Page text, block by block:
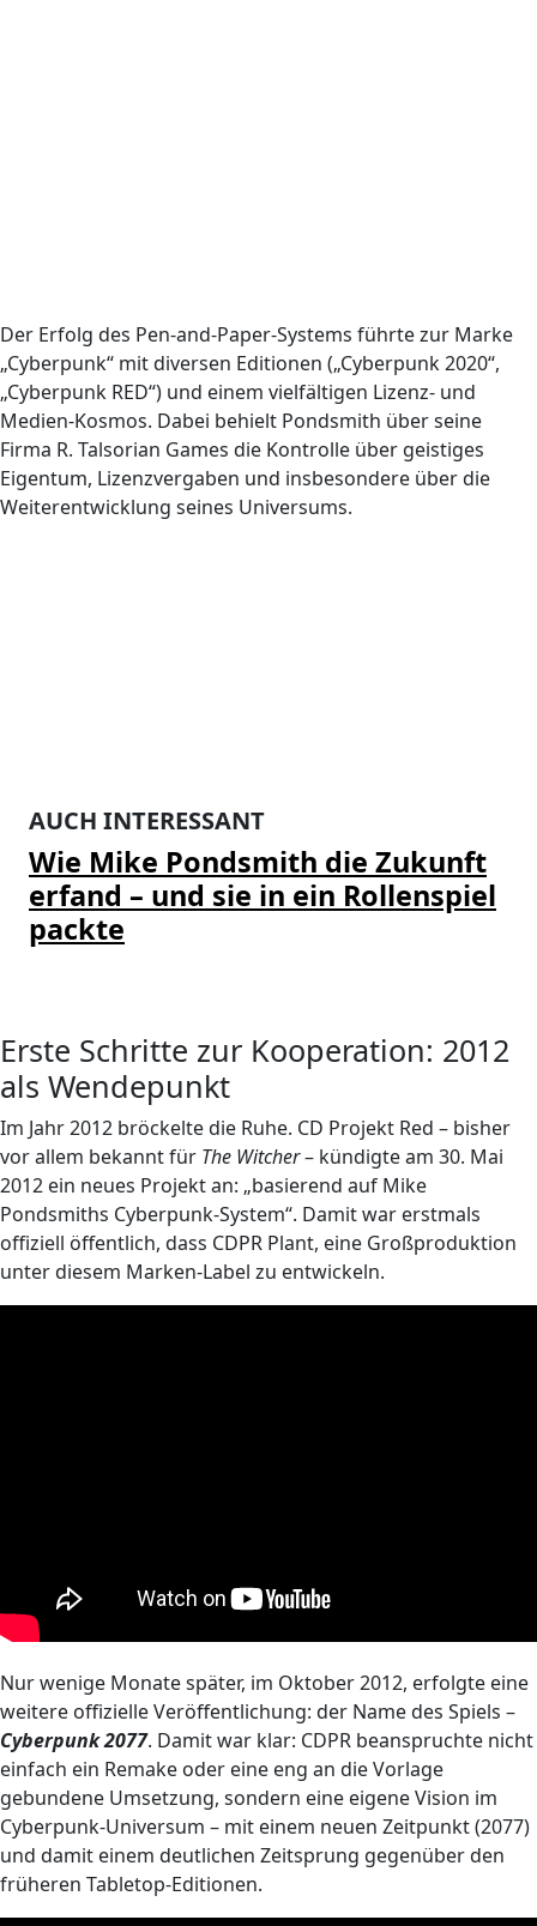
Der Erfolg des Pen-and-Paper-Systems führte zur Marke
„Cyberpunk“ mit diversen Editionen („Cyberpunk 2020“,
„Cyberpunk RED“) und einem vielfältigen Lizenz- und
Medien-Kosmos. Dabei behielt Pondsmith über seine
Firma R. Talsorian Games die Kontrolle über geistiges
Eigentum, Lizenzvergaben und insbesondere über die
Weiterentwicklung seines Universums.
AUCH INTERESSANT
Wie Mike Pondsmith die Zukunft
erfand – und sie in ein Rollenspiel
packte
Erste Schritte zur Kooperation: 2012
als Wendepunkt
Im Jahr 2012 bröckelte die Ruhe. CD Projekt Red – bisher
vor allem bekannt für The Witcher– kündigte am 30. Mai
2012 ein neues Projekt an: „basierend auf Mike
Pondsmiths Cyberpunk-System“. Damit war erstmals
offiziell öffentlich, dass CDPR Plant, eine Großproduktion
unter diesem Marken-Label zu entwickeln.
Nur wenige Monate später, im Oktober 2012, erfolgte eine
weitere offizielle Veröffentlichung: der Name des Spiels –
Cyberpunk 2077. Damit war klar: CDPR beanspruchte nicht
einfach ein Remake oder eine eng an die Vorlage
gebundene Umsetzung, sondern eine eigene Vision im
Cyberpunk-Universum – mit einem neuen Zeitpunkt (2077)
und damit einem deutlichen Zeitsprung gegenüber den
früheren Tabletop-Editionen.